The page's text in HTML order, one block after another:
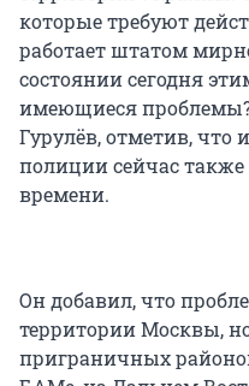
которые требуют
работает штатом
состоянии сегодня
имеющиеся
Гурулёв, отметив, что
полиции сейчас также
времени.
Он добавил, что
территории Москвы,
приграничных